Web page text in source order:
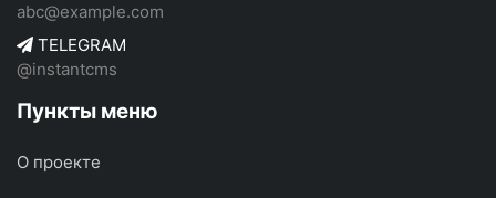
abc@example.com
TELEGRAM
@instantcms
Пункты меню
О проекте